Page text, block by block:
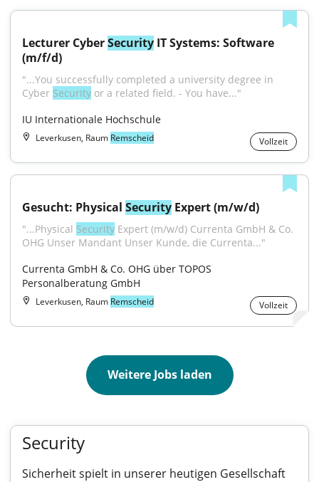
Lecturer Cyber Security IT Systems: Software
(m/f/d)
"...You successfully completed a university degree in
Cyber Security or a related field. - You have..."
IU Internationale Hochschule
Leverkusen, Raum Remscheid Vollzeit
Gesucht: Physical Security Expert (m/w/d)
"...Physical Security Expert (m/w/d) Currenta GmbH & Co.
OHG Unser Mandant Unser Kunde, die Currenta..."
Currenta GmbH & Co. OHG über TOPOS
Personalberatung GmbH
Leverkusen, Raum Remscheid Vollzeit
Weitere Jobs laden
Security
Sicherheit spielt in unserer heutigen Gesellschaft